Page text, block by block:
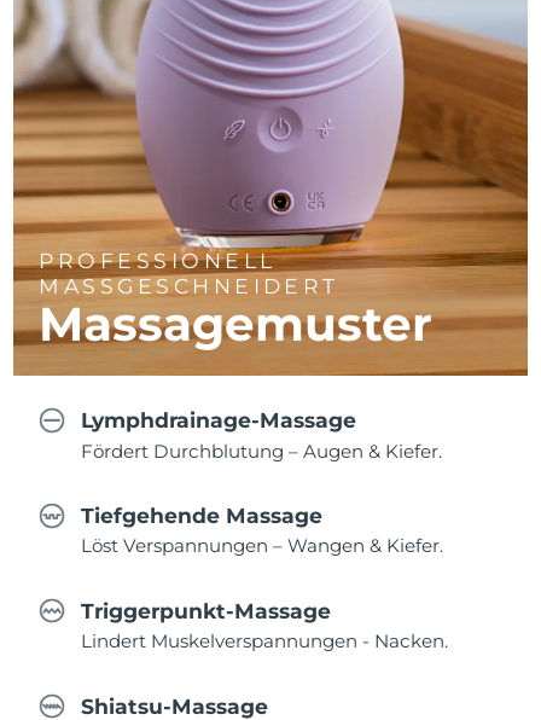
PROFESSIONELL
MASSGESCHNEIDERT
Massagemuster
Lymphdrainage-Massage
Fördert Durchblutung – Augen & Kiefer.
Tiefgehende Massage
Löst Verspannungen – Wangen & Kiefer.
Triggerpunkt-Massage
Lindert Muskelverspannungen - Nacken.
Shiatsu-Massage